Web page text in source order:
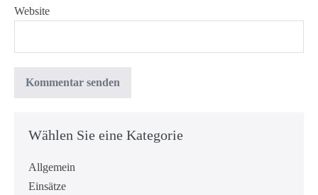
Website
Wählen Sie eine Kategorie
Allgemein
Einsätze